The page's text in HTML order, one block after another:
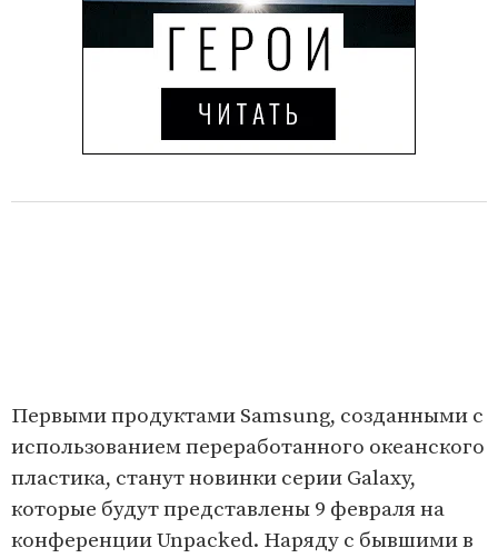
Первыми продуктами Samsung, созданными с
использованием переработанного океанского
пластика, станут новинки серии Galaxy,
которые будут представлены 9 февраля на
конференции Unpacked. Наряду с бывшими в